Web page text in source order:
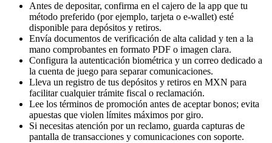
Antes de depositar, confirma en el cajero de la app que tu
método preferido (por ejemplo, tarjeta o e-wallet) esté
disponible para depósitos y retiros.
Envía documentos de verificación de alta calidad y ten a la
mano comprobantes en formato PDF o imagen clara.
Configura la autenticación biométrica y un correo dedicado a
la cuenta de juego para separar comunicaciones.
Lleva un registro de tus depósitos y retiros en MXN para
facilitar cualquier trámite fiscal o reclamación.
Lee los términos de promoción antes de aceptar bonos; evita
apuestas que violen límites máximos por giro.
Si necesitas atención por un reclamo, guarda capturas de
pantalla de transacciones y comunicaciones con soporte.